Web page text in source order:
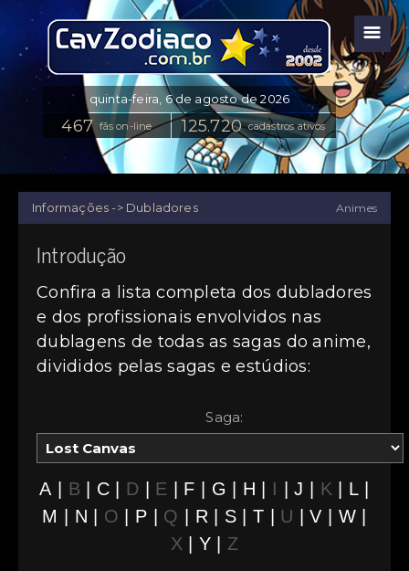
☰
fãs on-line cadastros ativos
Informações -> Dubladores Animes
Introdução
Confira a lista completa dos dubladores
e dos profissionais envolvidos nas
dublagens de todas as sagas do anime,
divididos pelas sagas e estúdios:
Saga:
A B C D E F G H I |J K L
M
N O P Q R S T U |V W|
X
Y Z